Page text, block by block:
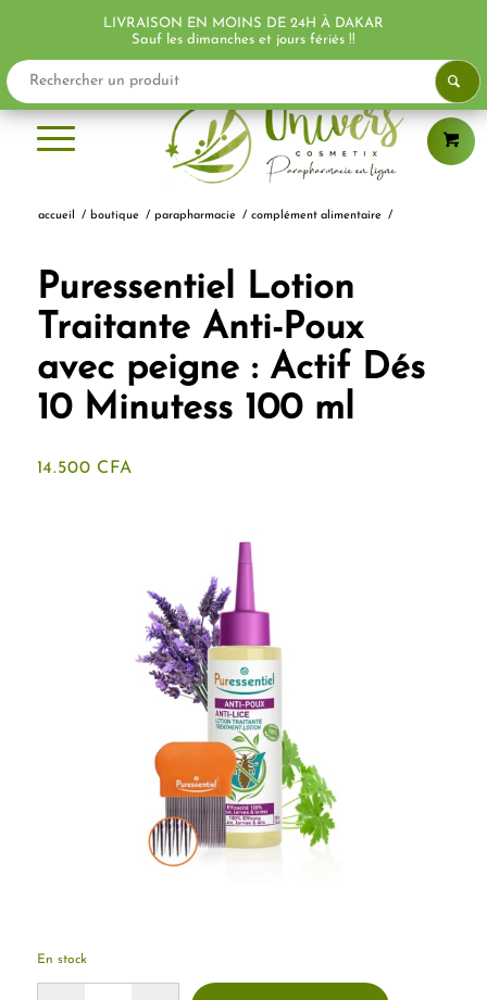
accueil / boutique / parapharmacie / complément alimentaire /
Puressentiel Lotion
Traitante Anti-Poux
avec peigne : Actif Dés
10 Minutess 100 ml
14.500 CFA
En stock
LIVRAISON EN MOINS DE 24H À DAKAR
Sauf les dimanches et jours fériés !!